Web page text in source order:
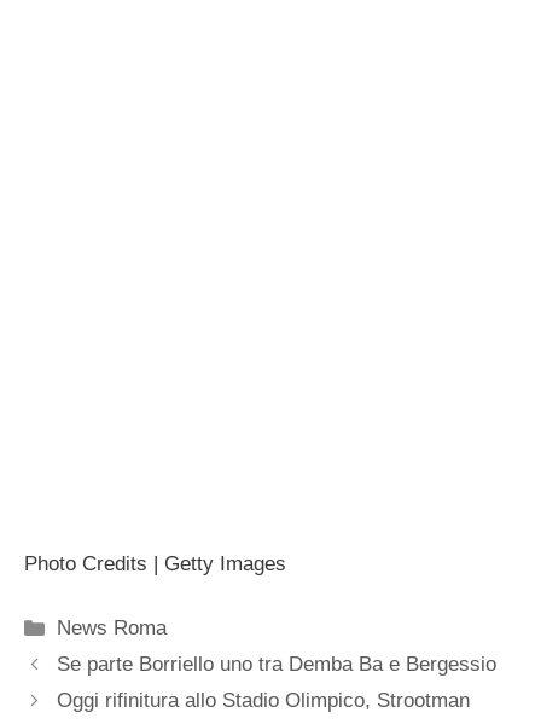
Photo Credits | Getty Images
Categorie
News Roma
Se parte Borriello uno tra Demba Ba e Bergessio
Oggi rifinitura allo Stadio Olimpico, Strootman